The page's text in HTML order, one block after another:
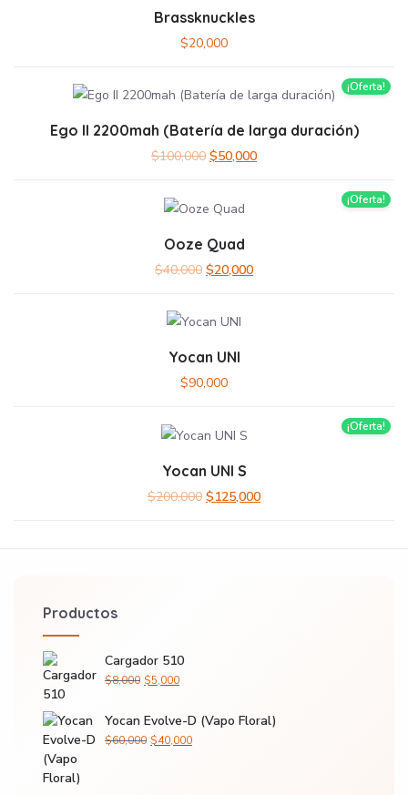
Brassknuckles
$20,000
¡Oferta!
Ego II 2200mah (Batería de larga duración)
$100,000 $50,000
¡Oferta!
Ooze Quad
$40,000 $20,000
Yocan UNI
$90,000
¡Oferta!
Yocan UNI S
$200,000 $125,000
Productos
Cargador 510
$8,000 $5,000
Yocan Evolve-D (Vapo Floral)
$60,000 $40,000